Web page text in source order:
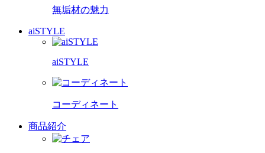
無垢材の魅力
aiSTYLE
aiSTYLE
コーディネート
商品紹介